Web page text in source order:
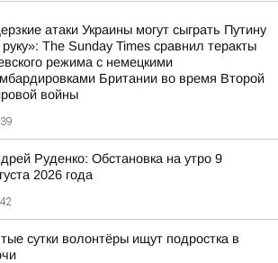
атаки Украины могут сыграть Путину
руку»: The Sunday Times сравнил теракты
режима с немецкими
Британии во время Второй
войны
Руденко: Обстановка на утро 9
2026 года
сутки волонтёры ищут подростка в